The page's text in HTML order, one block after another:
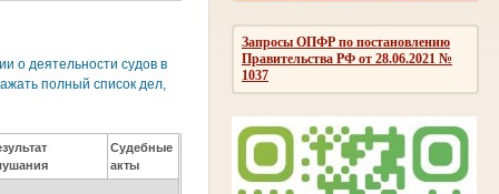
Запросы ОПФР по постановлению
Правительства РФ от 28.06.2021 №
1037
о деятельности судов в
полный список дел,
Судебные
акты